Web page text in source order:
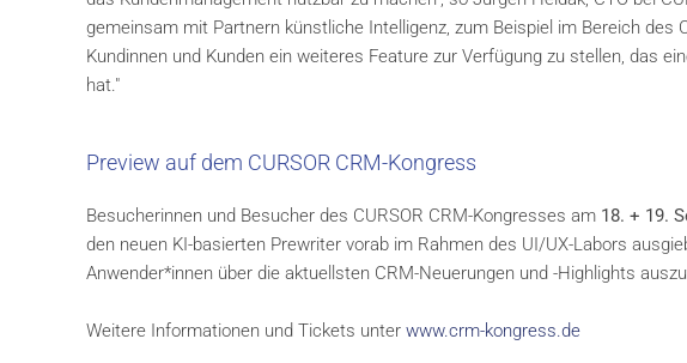
gemeinsam mit Partnern künstliche Intelligenz, zum Beispiel im Bereich des
Kundinnen und Kunden ein weiteres Feature zur Verfügung zu stellen, das
hat."
Preview auf dem CURSOR CRM-Kongress
Besucherinnen und Besucher des CURSOR CRM-Kongresses am 18. + 19.
den neuen KI-basierten Prewriter vorab im Rahmen des UI/UX-Labors
Anwender*innen über die aktuellsten CRM-Neuerungen und -Highlights
Weitere Informationen und Tickets unter www.crm-kongress.de